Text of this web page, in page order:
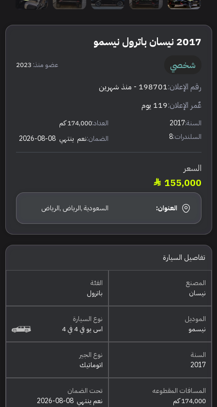
2017 نيسان باترول نيسمو
شخصي عضو منذ: 2023
رقم الإعلان:198701 - منذ شهرين
عٌمر الإعلان:119 يوم
السنة:2017 العداد:174,000 كم
السلندرات:8 الضمان:نعم ينتهي 2026-08-08
السعر
155,000
العنوان: السعودية ,الرياض ,الرياض
تفاصيل السيارة
المصنع
نيسان
الفئة
باترول
الموديل
نيسمو
نوع السيارة
اس يو في 4 في 4
السنة
2017
نوع الجير
اتوماتيك
المسافات المقطوعه
174,000 كم
تحت الضمان
نعم ينتهي 2026-08-08